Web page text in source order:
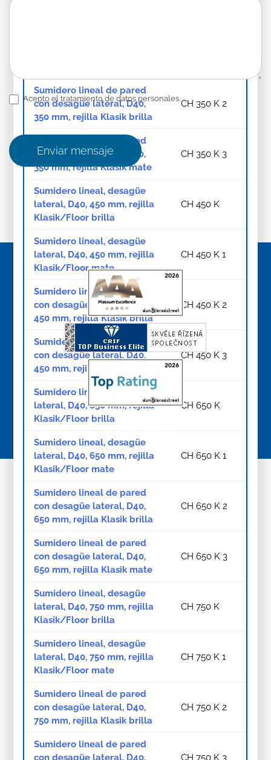
Sumidero lineal de pared
con desagüe lateral, D40,
350 mm, rejilla Klasik brilla
CH 350 K 2
Sumidero lineal de pared
con desagüe lateral, D40,
350 mm, rejilla Klasik mate
CH 350 K 3
Sumidero lineal, desagüe
lateral, D40, 450 mm, rejilla
Klasik/Floor brilla
CH 450 K
Sumidero lineal, desagüe
lateral, D40, 450 mm, rejilla
Klasik/Floor mate
CH 450 K 1
Sumidero lineal de pared
con desagüe lateral, D40,
450 mm, rejilla Klasik brilla
CH 450 K 2
Sumidero lineal de pared
con desagüe lateral, D40,
450 mm, rejilla Klasik mate
CH 450 K 3
Sumidero lineal, desagüe
lateral, D40, 650 mm, rejilla
Klasik/Floor brilla
CH 650 K
Sumidero lineal, desagüe
lateral, D40, 650 mm, rejilla
Klasik/Floor mate
CH 650 K 1
Sumidero lineal de pared
con desagüe lateral, D40,
650 mm, rejilla Klasik brilla
CH 650 K 2
Sumidero lineal de pared
con desagüe lateral, D40,
650 mm, rejilla Klasik mate
CH 650 K 3
Sumidero lineal, desagüe
lateral, D40, 750 mm, rejilla
Klasik/Floor brilla
CH 750 K
Sumidero lineal, desagüe
lateral, D40, 750 mm, rejilla
Klasik/Floor mate
CH 750 K 1
Sumidero lineal de pared
con desagüe lateral, D40,
750 mm, rejilla Klasik brilla
CH 750 K 2
Sumidero lineal de pared
con desagüe lateral, D40,
CH 750 K 3
Acepto el tratamiento de datos personales.
Enviar mensaje